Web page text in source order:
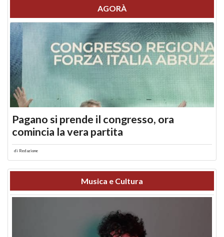
AGORÀ
Pagano si prende il congresso, ora
comincia la vera partita
di Redazione
Musica e Cultura